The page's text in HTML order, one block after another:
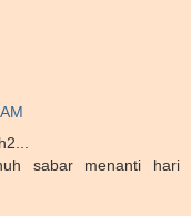
sabar menanti hari